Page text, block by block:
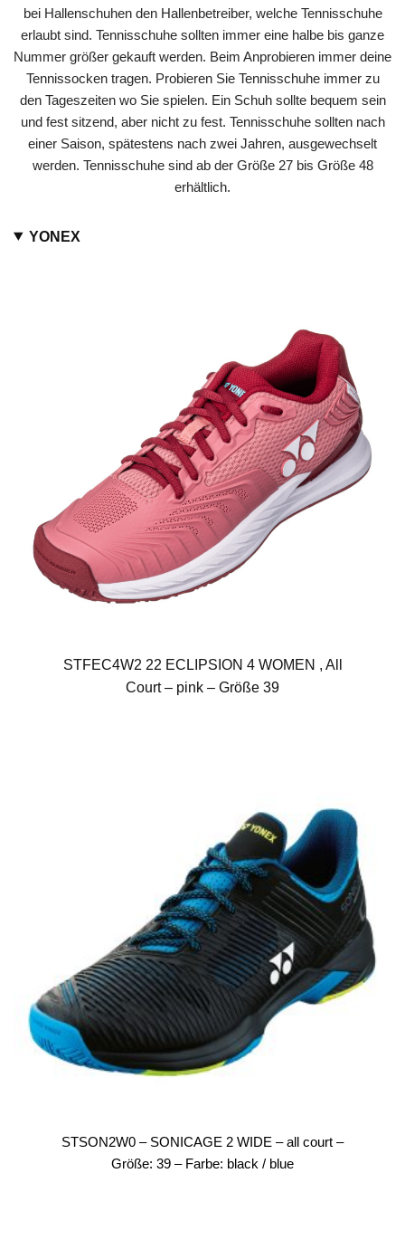
bei Hallenschuhen den Hallenbetreiber, welche Tennisschuhe
erlaubt sind. Tennisschuhe sollten immer eine halbe bis ganze
Nummer größer gekauft werden. Beim Anprobieren immer deine
Tennissocken tragen. Probieren Sie Tennisschuhe immer zu
den Tageszeiten wo Sie spielen. Ein Schuh sollte bequem sein
und fest sitzend, aber nicht zu fest. Tennisschuhe sollten nach
einer Saison, spätestens nach zwei Jahren, ausgewechselt
werden. Tennisschuhe sind ab der Größe 27 bis Größe 48
erhältlich.
YONEX
STFEC4W2 22 ECLIPSION 4 WOMEN , All
Court – pink – Größe 39
STSON2W0 – SONICAGE 2 WIDE – all court –
Größe: 39 – Farbe: black / blue